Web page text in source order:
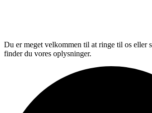
Du er meget velkommen til at ringe til os eller
finder du vores oplysninger.